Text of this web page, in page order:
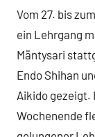
Vom 27. bis
ein Lehrgang
Mäntysari
Endo Shihan
Aikido gezeigt.
Wochenende